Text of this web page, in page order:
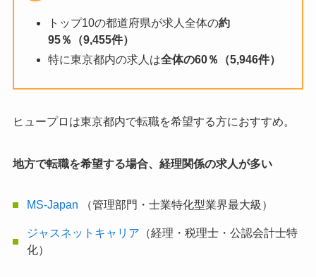
トップ10の都道府県が求人全体の約
95％（9,455件）
特に東京都内の求人は全体の60％（5,946件）
ヒュープロは東京都内で転職を希望する方におすすめ。
地方で転職を希望する場合、経理関係の求人が多い
MS-Japan （管理部門・士業特化型業界最大級）
ジャスネットキャリア （経理・税理士・公認会計士特
化）